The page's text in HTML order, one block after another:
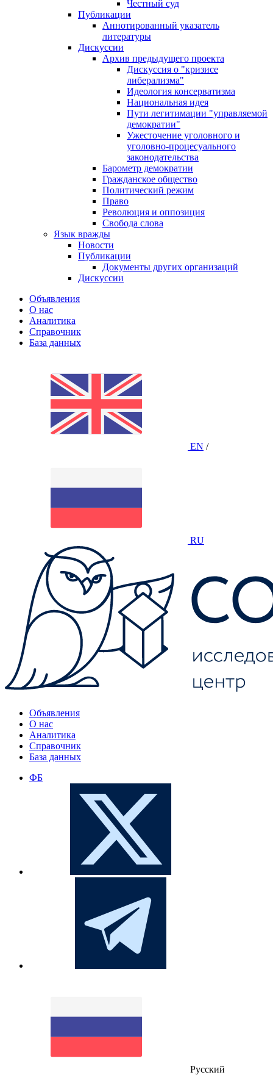
Честный суд
Публикации
Аннотированный указатель
литературы
Дискуссии
Архив предыдущего проекта
Дискуссия о "кризисе
либерализма"
Идеология консерватизма
Национальная идея
Пути легитимации "управляемой
демократии"
Ужесточение уголовного и
уголовно-процесуального
законодательства
Барометр демократии
Гражданское общество
Политический режим
Право
Революция и оппозиция
Свобода слова
Язык вражды
Новости
Публикации
Документы других организаций
Дискуссии
Объявления
О нас
Аналитика
Справочник
База данных
EN /
RU
Объявления
О нас
Аналитика
Справочник
База данных
ФБ
Русский